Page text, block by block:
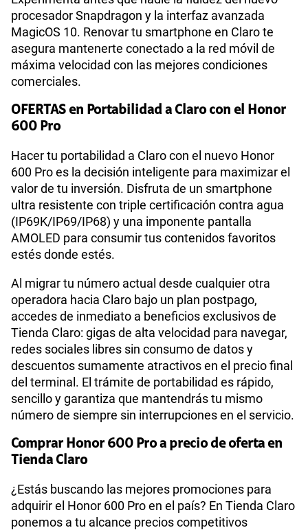
procesador Snapdragon y la interfaz avanzada
MagicOS 10. Renovar tu smartphone en Claro te
asegura mantenerte conectado a la red móvil de
máxima velocidad con las mejores condiciones
comerciales.
OFERTAS en Portabilidad a Claro con el Honor
600 Pro
Hacer tu portabilidad a Claro con el nuevo Honor
600 Pro es la decisión inteligente para maximizar el
valor de tu inversión. Disfruta de un smartphone
ultra resistente con triple certificación contra agua
(IP69K/IP69/IP68) y una imponente pantalla
AMOLED para consumir tus contenidos favoritos
estés donde estés.
Al migrar tu número actual desde cualquier otra
operadora hacia Claro bajo un plan postpago,
accedes de inmediato a beneficios exclusivos de
Tienda Claro: gigas de alta velocidad para navegar,
redes sociales libres sin consumo de datos y
descuentos sumamente atractivos en el precio final
del terminal. El trámite de portabilidad es rápido,
sencillo y garantiza que mantendrás tu mismo
número de siempre sin interrupciones en el servicio.
Comprar Honor 600 Pro a precio de oferta en
Tienda Claro
¿Estás buscando las mejores promociones para
adquirir el Honor 600 Pro en el país? En Tienda Claro
ponemos a tu alcance precios competitivos